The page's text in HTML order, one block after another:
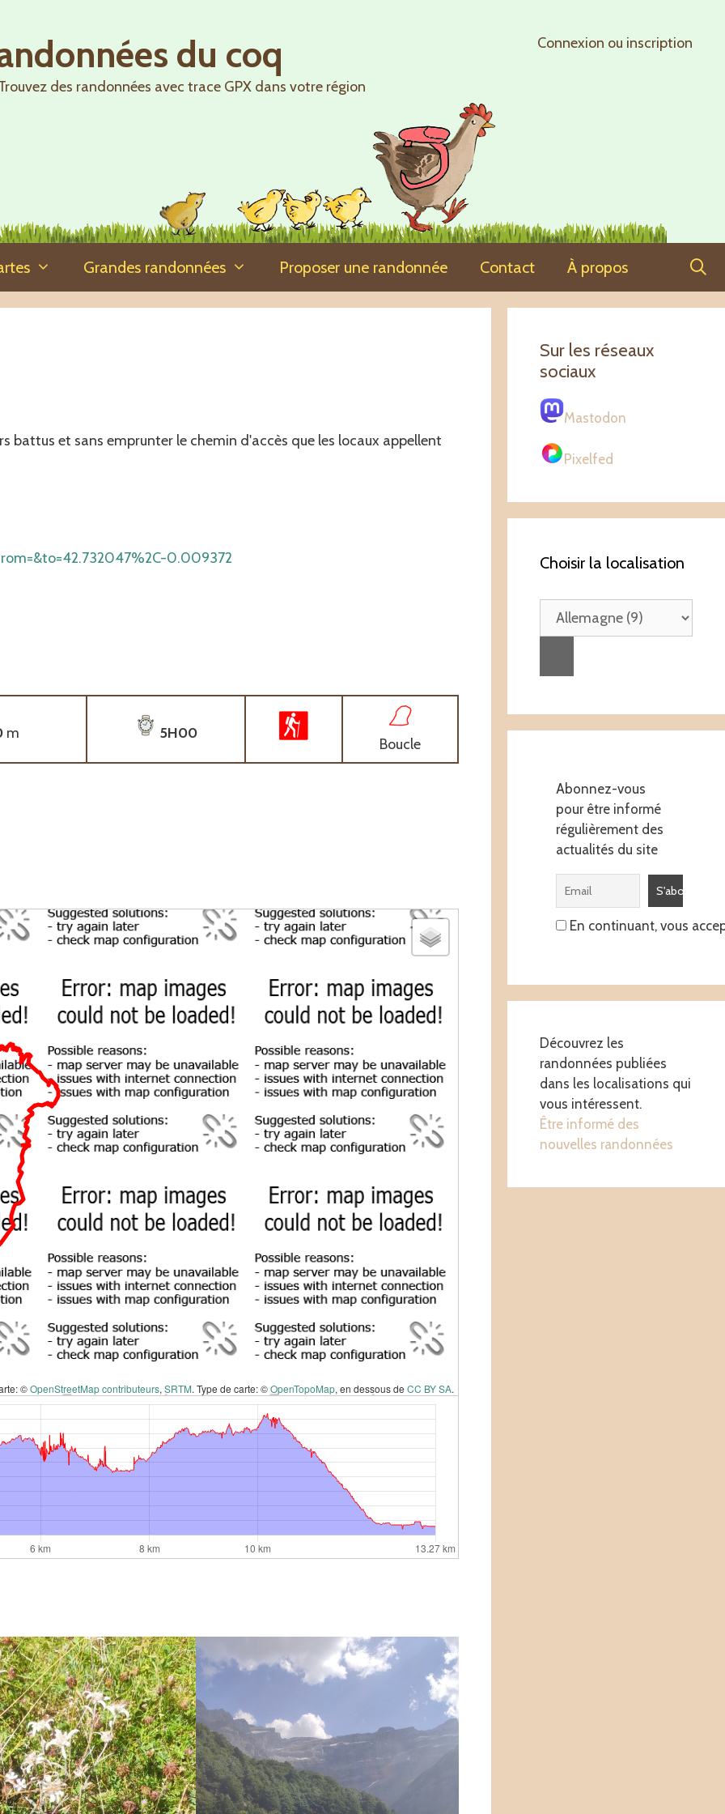
Connexion ou inscription
du coq
des randonnées avec trace GPX dans votre région
Grandes randonnées Proposer une randonnée Contact À propos
battus et sans emprunter le chemin d'accès que les locaux appellent
0.009372
m 5H00
Boucle
©OpenStreetMap contributeurs,SRTM. Type de carte: ©OpenTopoMap, en dessous deCC BY SA.
Sur les réseaux
sociaux
Mastodon
Pixelfed
Choisir la localisation
Abonnez-vous
pour être informé
régulièrement des
actualités du site
En continuant, vous
Découvrez les
randonnées publiées
dans les localisations qui
vous intéressent.
Être informé des
nouvelles randonnées